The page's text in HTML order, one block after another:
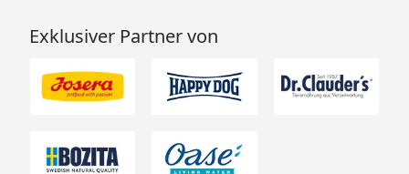
Exklusiver Partner von